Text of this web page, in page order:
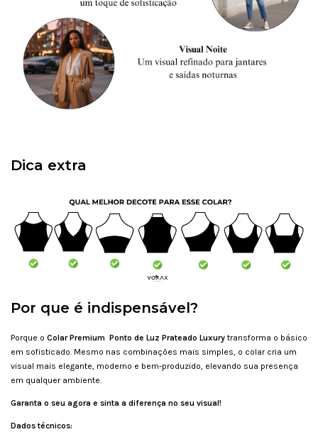
Dica extra
Por que é indispensável?
Porque o Colar Premium Ponto de Luz Prateado Luxury transforma o básico
em sofisticado. Mesmo nas combinações mais simples, o colar cria um
visual mais elegante, moderno e bem-produzido, elevando sua presença
em qualquer ambiente.
Garanta o seu agora e sinta a diferença no seu visual!
Dados técnicos: